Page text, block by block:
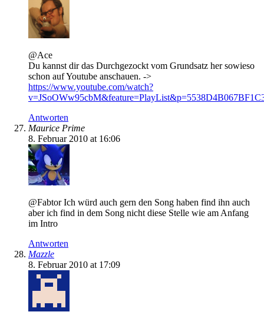
@Ace
Du kannst dir das Durchgezockt vom Grundsatz her sowieso
schon auf Youtube anschauen. ->
https://www.youtube.com/watch?
Antworten
Maurice Prime
8. Februar 2010 at 16:06
@Fabtor Ich würd auch gern den Song haben find ihn auch
aber ich find in dem Song nicht diese Stelle wie am Anfang
im Intro
Antworten
Mazzle
8. Februar 2010 at 17:09